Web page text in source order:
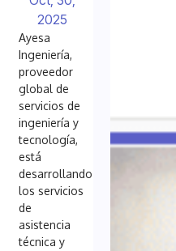
2025
Ayesa
Ingeniería,
proveedor
global de
servicios de
ingeniería y
tecnología,
está
desarrollando
los servicios
de
asistencia
técnica y